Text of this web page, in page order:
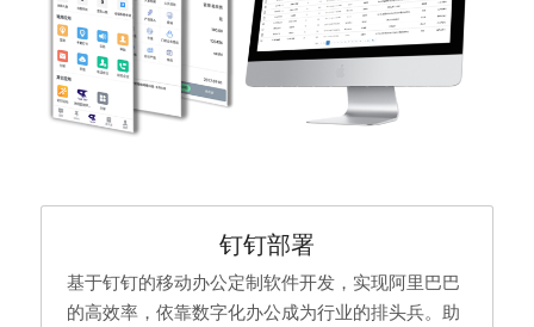
钉钉部署
基于钉钉的移动办公定制软件开发，实现阿里巴巴
的高效率，依靠数字化办公成为行业的排头兵。助